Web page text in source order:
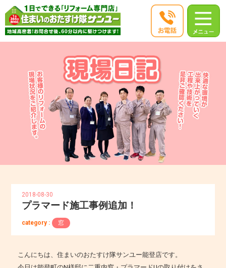
2018-08-30
プラマード施工事例追加！
category : 窓
こんにちは、住まいのおたすけ隊サンユー能登店です。